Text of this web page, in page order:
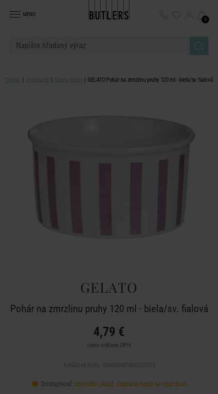
MENU
0
Domov Stolovanie Misy a misky GELATO Pohár na zmrzlinu pruhy 120 ml - biela/sv. fialová
GELATO
Pohár na zmrzlinu pruhy 120 ml - biela/sv. fialová
4,79 €
cena vrátane DPH
Dostupnosť: centrální sklad, doprava nedá sa objednať